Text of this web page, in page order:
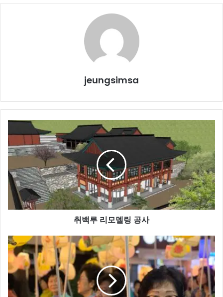
jeungsimsa
취
백
루
리
델
링
공
사
취백루 리모델링 공사
걱
정
마
세
요
괜